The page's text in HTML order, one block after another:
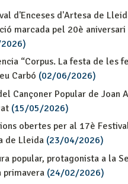
d'Enceses d'Artesa de
marcada pel 20è
“Corpus. La festa de les
Carbó (02/06/2026)
Cançoner Popular de Joan
(15/05/2026)
obertes per al 17è
de Lleida (23/04/2026)
popular, protagonista a la
primavera (24/02/2026)